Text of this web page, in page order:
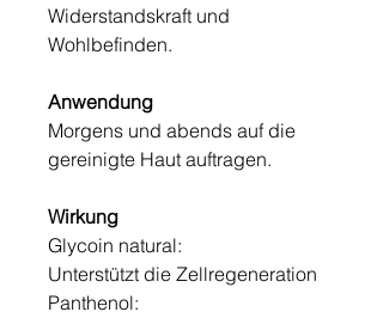
Widerstandskraft und
Wohlbefinden.
Anwendung
Morgens und abends auf die
gereinigte Haut auftragen.
Wirkung
Glycoin natural:
Unterstützt die Zellregeneration
Panthenol: